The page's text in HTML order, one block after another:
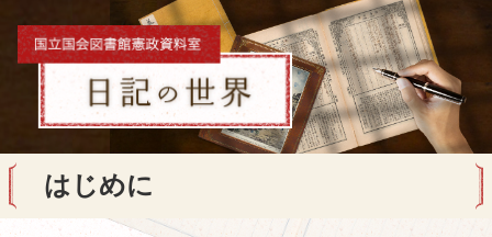
はじめに